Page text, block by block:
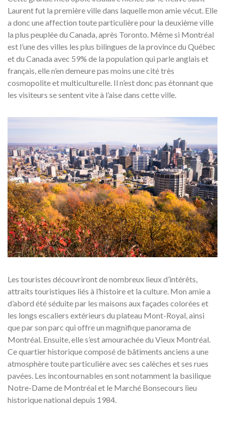
Laurent fut la première ville dans laquelle mon amie vécut. Elle
a donc une affection toute particulière pour la deuxième ville
la plus peuplée du Canada, après Toronto. Même si Montréal
est l’une des villes les plus bilingues de la province du Québec
et du Canada avec 59% de la population qui parle anglais et
français, elle n’en demeure pas moins une cité très
cosmopolite et multiculturelle. Il n’est donc pas étonnant que
les visiteurs se sentent vite à l’aise dans cette ville.
Les touristes découvriront de nombreux lieux d’intérêts,
attraits touristiques liés à l’histoire et la culture. Mon amie a
d’abord été séduite par les maisons aux façades colorées et
les longs escaliers extérieurs du plateau Mont-Royal, ainsi
que par son parc qui offre un magnifique panorama de
Montréal. Ensuite, elle s’est amourachée du Vieux Montréal.
Ce quartier historique composé de bâtiments anciens a une
atmosphère toute particulière avec ses calèches et ses rues
pavées. Les incontournables en sont notamment la basilique
Notre-Dame de Montréal et le Marché Bonsecours lieu
historique national depuis 1984.